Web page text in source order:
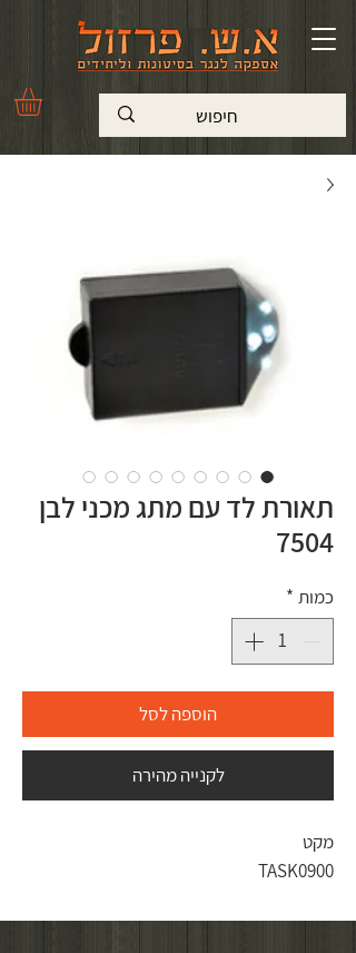
תאורת לד עם מתג מכני לבן
7504
כמות *
הוספה לסל
לקנייה מהירה
מקט
TASK0900